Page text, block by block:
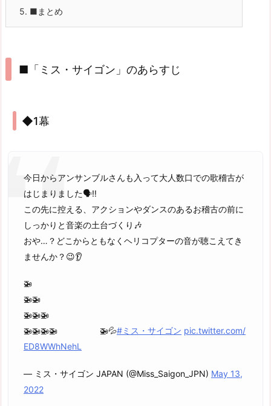
5. ■まとめ
■「ミス・サイゴン」のあらすじ
◆1幕
今日からアンサンブルさんも入って大人数口での歌稽古が
はじまりました🗣‼️
この先に控える、アクションやダンスのあるお稽古の前に
しっかりと音楽の土台づくり🎶
おや…？どこからともなくヘリコプターの音が聴こえてき
ませんか？😉👂
🚁
🚁🚁
🚁🚁🚁
🚁🚁🚁🚁 🚁💦#ミス・サイゴン pic.twitter.com/
ED8WWhNehL
— ミス・サイゴン JAPAN (@Miss_Saigon_JPN) May 13,
2022